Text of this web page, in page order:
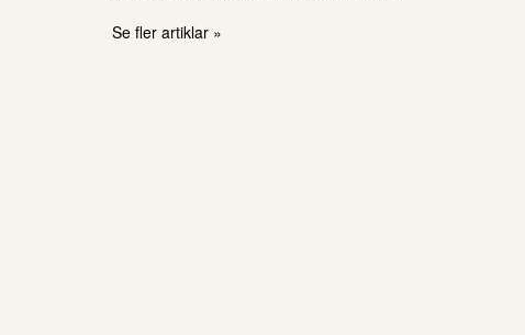
Se fler artiklar »